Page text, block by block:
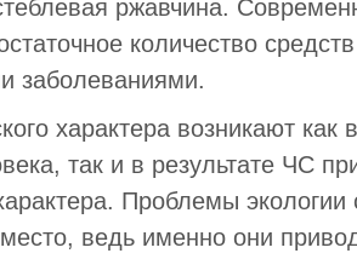
ржавчина.
количество
заболеваниями.
характера возникают как
так и в результате ЧС
Проблемы
ведь именно они